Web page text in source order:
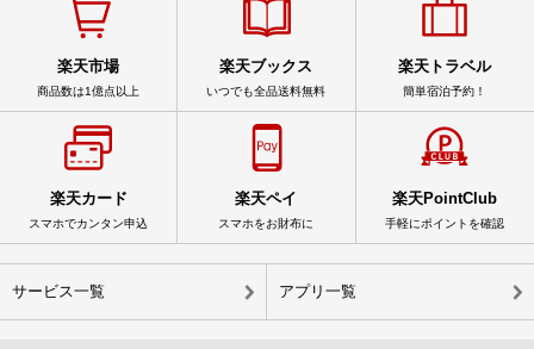
楽天市場
商品数は1億点以上
楽天ブックス
いつでも全品送料無料
楽天トラベル
簡単宿泊予約！
楽天カード
スマホでカンタン申込
楽天ペイ
スマホをお財布に
楽天PointClub
手軽にポイントを確認
サービス一覧 アプリ一覧